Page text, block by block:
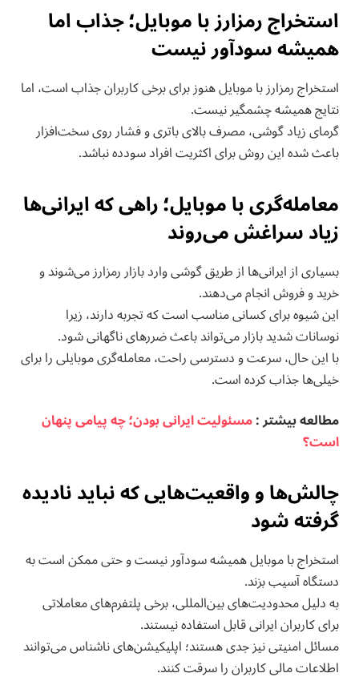
استخراج رمزارز با موبایل؛ جذاب اما
همیشه سودآور نیست
استخراج رمزارز با موبایل هنوز برای برخی کاربران جذاب است، اما
نتایج همیشه چشمگیر نیست.
گرمای زیاد گوشی، مصرف بالای باتری و فشار روی سخت‌افزار
باعث شده این روش برای اکثریت افراد سودده نباشد.
معامله‌گری با موبایل؛ راهی که ایرانی‌ها
زیاد سراغش می‌روند
بسیاری از ایرانی‌ها از طریق گوشی وارد بازار رمزارز می‌شوند و
خرید و فروش انجام می‌دهند.
این شیوه برای کسانی مناسب است که تجربه دارند، زیرا
نوسانات شدید بازار می‌تواند باعث ضررهای ناگهانی شود.
با این حال، سرعت و دسترسی راحت، معامله‌گری موبایلی را برای
خیلی‌ها جذاب کرده است.
مطالعه بيشتر :مسئولیت ایرانی بودن؛ چه پیامی پنهان
است؟
چالش‌ها و واقعیت‌هایی که نباید نادیده
گرفته شود
استخراج با موبایل همیشه سودآور نیست و حتی ممکن است به
دستگاه آسیب بزند.
به دلیل محدودیت‌های بین‌المللی، برخی پلتفرم‌های معاملاتی
برای کاربران ایرانی قابل استفاده نیستند.
مسائل امنیتی نیز جدی هستند؛ اپلیکیشن‌های ناشناس می‌توانند
اطلاعات مالی کاربران را سرقت کنند.